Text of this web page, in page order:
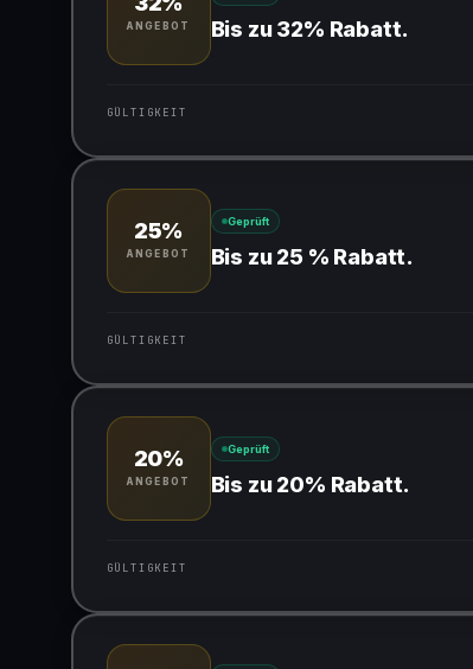
ANGEBOT Bis zu 32% Rabatt.
GÜLTIGKEIT
Gültig für teilnehmende Produkte
25%
ANGEBOT
Geprüft
Bis zu 25 % Rabatt.
GÜLTIGKEIT
Gültig für teilnehmende Produkte
20%
ANGEBOT
Geprüft
Bis zu 20% Rabatt.
GÜLTIGKEIT
Gültig für teilnehmende Produkte